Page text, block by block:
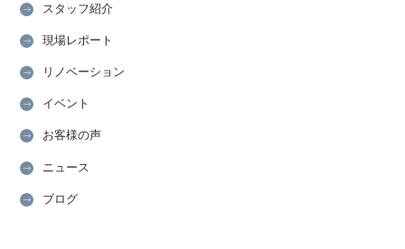
スタッフ紹介
現場レポート
リノベーション
イベント
お客様の声
ニュース
ブログ